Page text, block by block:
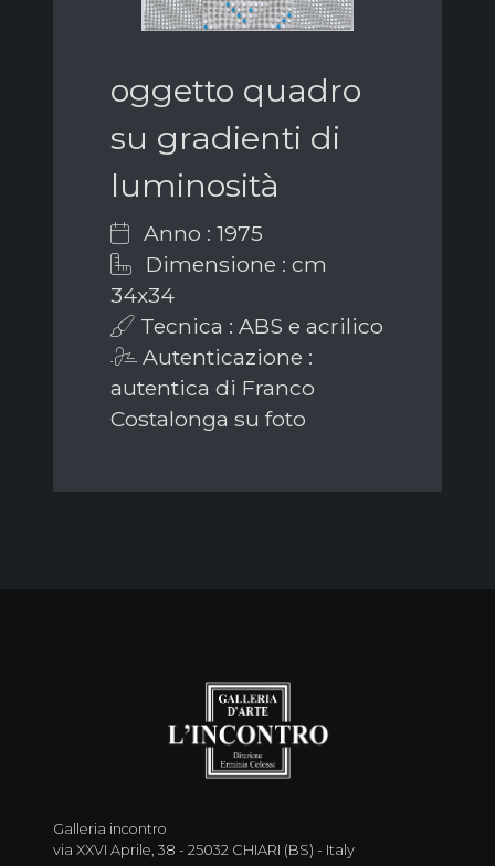
oggetto quadro
su gradienti di
luminosità
Anno : 1975
Dimensione : cm
34x34
Tecnica : ABS e acrilico
Autenticazione :
autentica di Franco
Costalonga su foto
Galleria incontro
via XXVI Aprile, 38 - 25032 CHIARI (BS) - Italy